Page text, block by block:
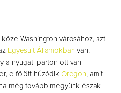
Washington városához, azt
Egyesült Államokban van.
a nyugati parton ott van
e fölött húzódik Oregon, amit
még tovább megyünk észak